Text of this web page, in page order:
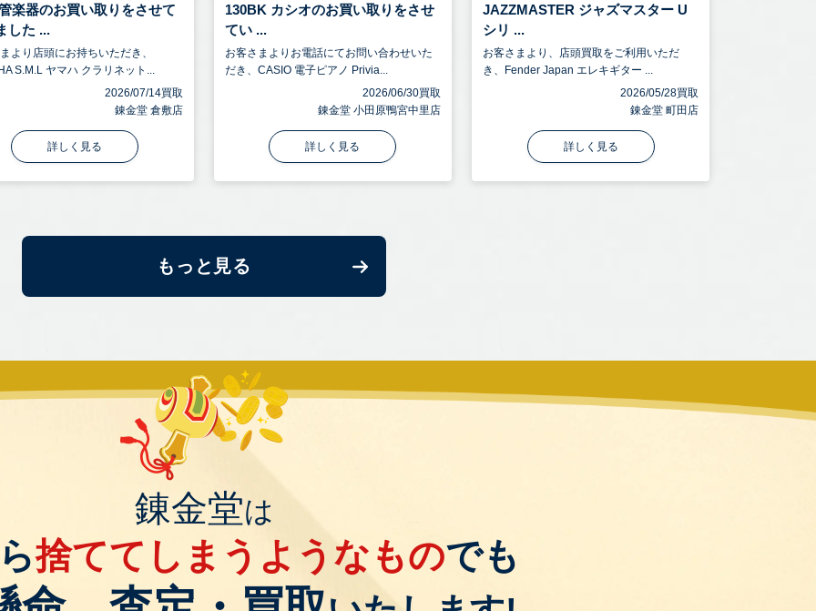
楽器のお買い取りをさせて
した ...
より店頭にお持ちいただき、
S.M.L ヤマハ クラリネット...
2026/07/14買取
錬金堂 倉敷店
詳しく見る
130BK カシオのお買い取りをさせ
てい ...
お客さまよりお電話にてお問い合わせいた
だき、CASIO 電子ピアノ Privia...
2026/06/30買取
錬金堂 小田原鴨宮中里店
詳しく見る
JAZZMASTER ジャズマスター U
シリ ...
お客さまより、店頭買取をご利用いただ
き、Fender Japan エレキギター ...
2026/05/28買取
錬金堂 町田店
詳しく見る
もっと見る
錬金堂は
捨ててしまうようなものでも